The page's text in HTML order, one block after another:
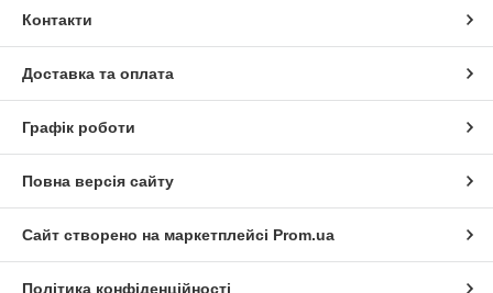
Контакти
Доставка та оплата
Графік роботи
Повна версія сайту
Сайт створено на маркетплейсі Prom.ua
Політика конфіденційності